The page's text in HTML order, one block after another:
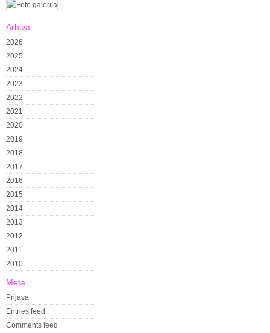
Arhiva
2026
2025
2024
2023
2022
2021
2020
2019
2018
2017
2016
2015
2014
2013
2012
2011
2010
Meta
Prijava
Entries feed
Comments feed